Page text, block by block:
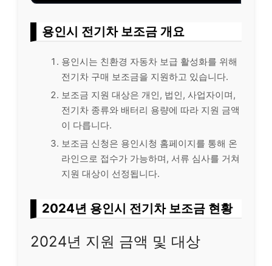
용인시 전기차 보조금 개요
용인시는 친환경 자동차 보급 활성화를 위해
전기차 구매 보조금을 지원하고 있습니다.
보조금 지원 대상은 개인, 법인, 사업자이며,
전기차 종류와 배터리 용량에 따라 지원 금액
이 다릅니다.
보조금 신청은 용인시청 홈페이지를 통해 온
라인으로 접수가 가능하며, 서류 심사를 거쳐
지원 대상이 선정됩니다.
2024년 용인시 전기차 보조금 현황
2024년 지원 금액 및 대상